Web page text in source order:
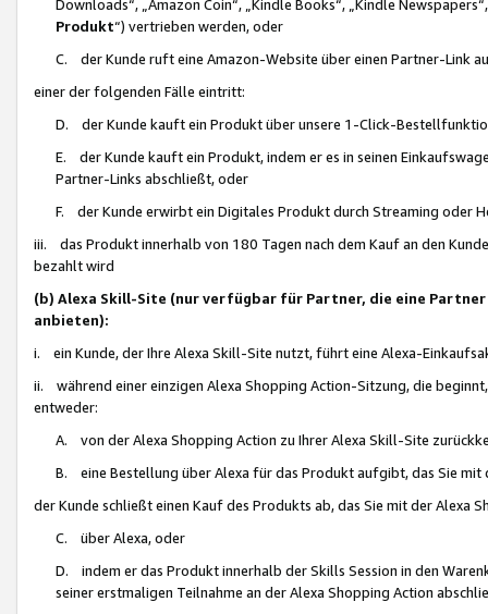
Downloads“, „Amazon Coin“, „Kindle Books“, „Kindle
Produkt“) vertrieben werden, oder
C. der Kunde ruft eine Amazon-Website über einen Partner-Link
einer der folgenden Fälle eintritt:
D. der Kunde kauft ein Produkt über unsere 1-Click-
E. der Kunde kauft ein Produkt, indem er es in seinen
Partner-Links abschließt, oder
F. der Kunde erwirbt ein Digitales Produkt durch Streaming oder
iii. das Produkt innerhalb von 180 Tagen nach dem Kauf an den
bezahlt wird
(b) Alexa Skill-Site (nur verfügbar für Partner, die eine
anbieten):
i. ein Kunde, der Ihre Alexa Skill-Site nutzt, führt eine Alexa-
ii. während einer einzigen Alexa Shopping Action-Sitzung, die
entweder:
A. von der Alexa Shopping Action zu Ihrer Alexa Skill-Site
B. eine Bestellung über Alexa für das Produkt aufgibt, das Sie mit
der Kunde schließt einen Kauf des Produkts ab, das Sie mit der Alexa
C. über Alexa, oder
D. indem er das Produkt innerhalb der Skills Session in den
seiner erstmaligen Teilnahme an der Alexa Shopping Action